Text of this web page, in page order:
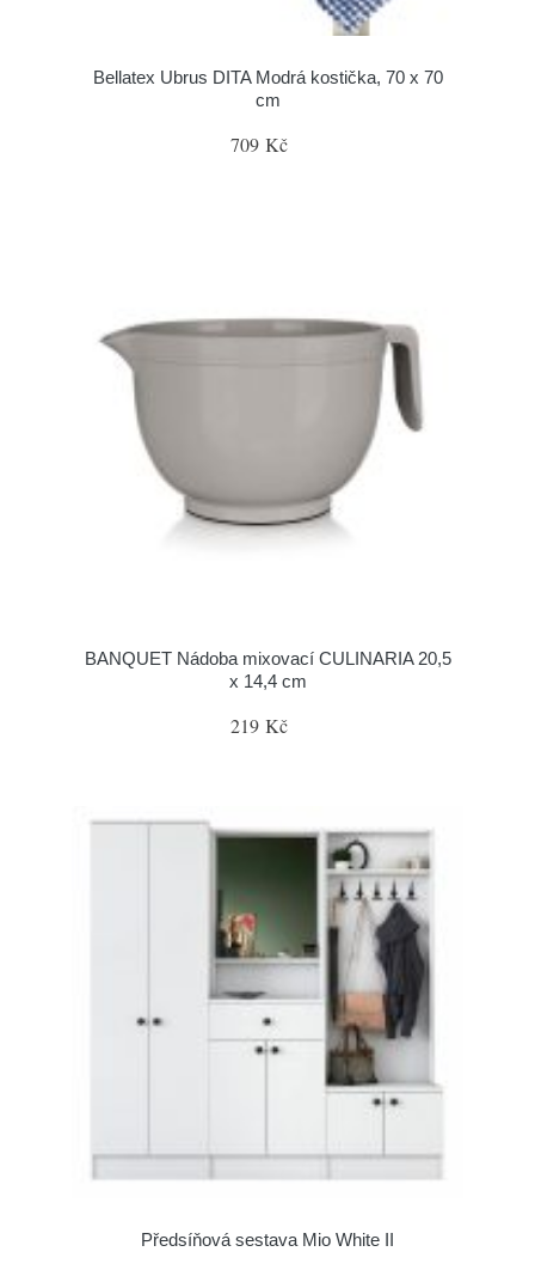
Bellatex Ubrus DITA Modrá kostička, 70 x 70
cm
709 Kč
BANQUET Nádoba mixovací CULINARIA 20,5
x 14,4 cm
219 Kč
Předsíňová sestava Mio White II